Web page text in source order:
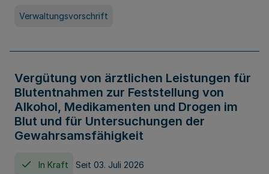
Verwaltungsvorschrift
Vergütung von ärztlichen Leistungen für
Blutentnahmen zur Feststellung von
Alkohol, Medikamenten und Drogen im
Blut und für Untersuchungen der
Gewahrsamsfähigkeit
In Kraft Seit 03. Juli 2026